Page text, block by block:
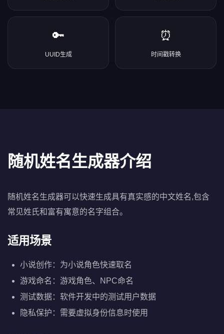
🔑
UUID生成
⏰
时间戳转换
随机姓名生成器介绍
随机姓名生成器可以快速生成具有真实感的中文姓名,包含
常见姓氏和富有寓意的名字组合。
适用场景
小说创作：为小说角色快速取名
游戏命名：游戏角色、NPC命名
测试数据：软件开发中的测试用户数据
隐私保护：需要虚拟身份信息时使用